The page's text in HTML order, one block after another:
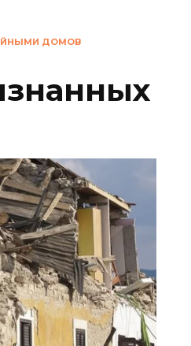
ДОМОВ